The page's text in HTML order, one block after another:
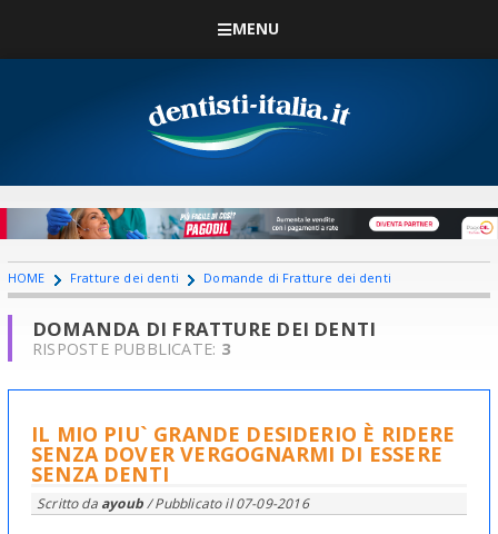
MENU
HOME Fratture dei denti Domande di Fratture dei denti
DOMANDA DI FRATTURE DEI DENTI
RISPOSTE PUBBLICATE: 3
IL MIO PIU` GRANDE DESIDERIO È RIDERE
SENZA DOVER VERGOGNARMI DI ESSERE
SENZA DENTI
Scritto da ayoub/ Pubblicato il07-09-2016